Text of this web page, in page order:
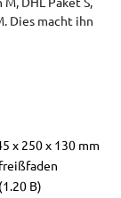
DHL Paket S,
Dies macht ihn
x 250 x 130 mm
B)